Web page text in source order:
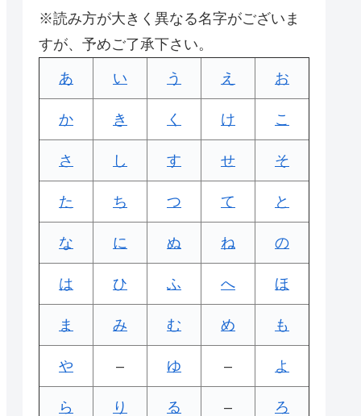
※読み方が大きく異なる名字がございま
すが、予めご了承下さい。
あ い う え お
か き く け こ
さ し す せ そ
た ち つ て と
な に ぬ ね の
は ひ ふ へ ほ
ま み む め も
や – ゆ – よ
ら り る – ろ